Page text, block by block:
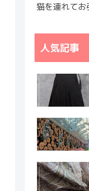
猫を連れてお
人気記事